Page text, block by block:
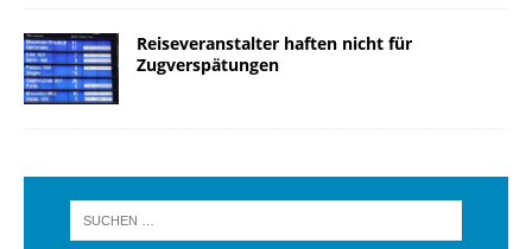
Reiseveranstalter haften nicht für
Zugverspätungen